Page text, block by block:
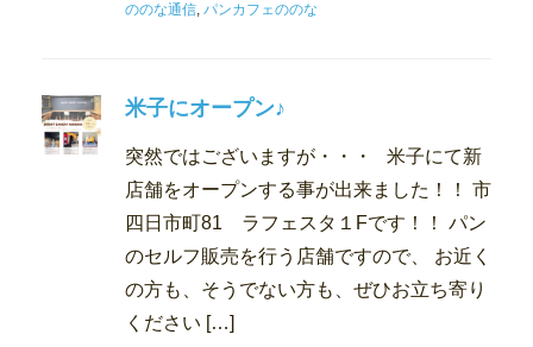
ののな通信, パンカフェののな
米子にオープン♪
突然ではございますが・・・ 米子にて新
店舗をオープンする事が出来ました！！ 市
四日市町81 ラフェスタ１Fです！！ パン
のセルフ販売を行う店舗ですので、 お近く
の方も、そうでない方も、ぜひお立ち寄り
ください […]